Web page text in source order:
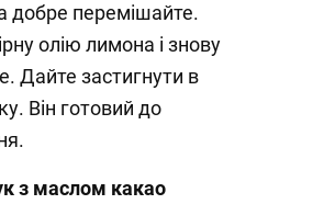
добре перемішайте.
олію лимона і знову
Дайте застигнути в
Він готовий до
з маслом какао